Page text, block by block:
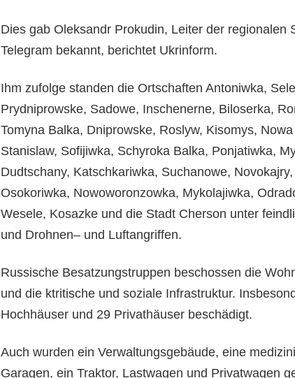
Dies gab Oleksandr Prokudin, Leiter der regionalen
Telegram bekannt, berichtet Ukrinform.
Ihm zufolge standen die Ortschaften Antoniwka,
Prydniprowske, Sadowe, Inschenerne, Biloserka,
Tomyna Balka, Dniprowske, Roslyw, Kisomys,
Stanislaw, Sofijiwka, Schyroka Balka, Ponjatiwka,
Dudtschany, Katschkariwka, Suchanowe,
Osokoriwka, Nowoworonzowka, Mykolajiwka,
Wesele, Kosazke und die Stadt Cherson unter
und Drohnen– und Luftangriffen.
Russische Besatzungstruppen beschossen die
und die ktritische und soziale Infrastruktur.
Hochhäuser und 29 Privathäuser beschädigt.
Auch wurden ein Verwaltungsgebäude, eine
Garagen, ein Traktor, Lastwagen und Privatwagen